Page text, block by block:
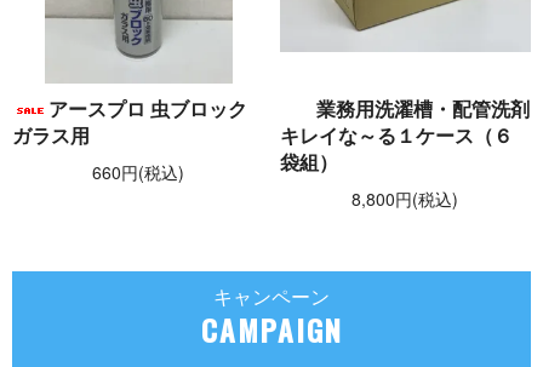
アースプロ 虫ブロック
ガラス用
660円(税込)
業務用洗濯槽・配管洗剤
キレイな～る１ケース（６
袋組）
8,800円(税込)
キャンペーン
CAMPAIGN